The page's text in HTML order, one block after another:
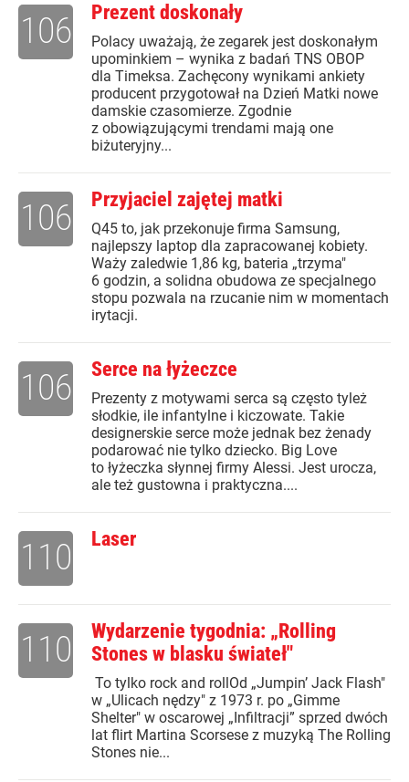
Prezent doskonały
Polacy uważają, że zegarek jest doskonałym
upominkiem – wynika z badań TNS OBOP
dla Timeksa. Zachęcony wynikami ankiety
producent przygotował na Dzień Matki nowe
damskie czasomierze. Zgodnie
z obowiązującymi trendami mają one
biżuteryjny...
106
Przyjaciel zajętej matki
Q45 to, jak przekonuje firma Samsung,
najlepszy laptop dla zapracowanej kobiety.
Waży zaledwie 1,86 kg, bateria „trzyma"
6 godzin, a solidna obudowa ze specjalnego
stopu pozwala na rzucanie nim w momentach
irytacji.
106
Serce na łyżeczce
Prezenty z motywami serca są często tyleż
słodkie, ile infantylne i kiczowate. Takie
designerskie serce może jednak bez żenady
podarować nie tylko dziecko. Big Love
to łyżeczka słynnej firmy Alessi. Jest urocza,
ale też gustowna i praktyczna....
106
Laser
110
Wydarzenie tygodnia: „Rolling
Stones w blasku świateł"
To tylko rock and rollOd „Jumpin’ Jack Flash"
w „Ulicach nędzy" z 1973 r. po „Gimme
Shelter" w oscarowej „Infiltracji” sprzed dwóch
lat flirt Martina Scorsese z muzyką The Rolling
Stones nie...
110